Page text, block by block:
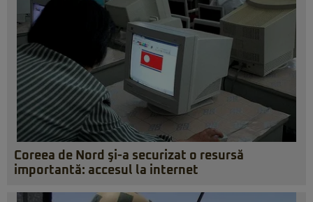
Coreea de Nord şi-a securizat o resursă
importantă: accesul la internet